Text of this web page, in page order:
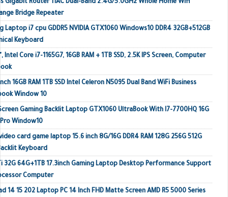
Gigabit Router 11AC Dual-Band 2.4G/5.0GHz Whole Home Wifi
Bridge Repeater
Laptop i7 cpu GDDR5 NVIDIA GTX1060 Windows10 DDR4 32GB+512GB
Keyboard
Core i7-1165G7, 16GB RAM + 1TB SSD, 2.5K IPS Screen, Computer
16GB RAM 1TB SSD Intel Celeron N5095 Dual Band WiFi Business
Window 10
Gaming Backlit Laptop GTX1060 UltraBook With I7-7700HQ 16G
Pro Window10
card game laptop 15.6 inch 8G/16G DDR4 RAM 128G 256G 512G
Keyboard
32G 64G+1TB 17.3inch Gaming Laptop Desktop Performance Support
Computer
14 15 202 Laptop PC 14 Inch FHD Matte Screen AMD R5 5000 Series